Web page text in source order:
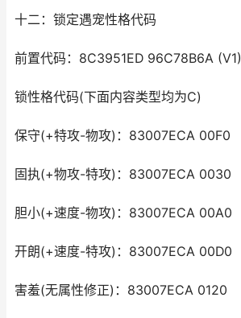
十二：锁定遇宠性格代码
前置代码：8C3951ED 96C78B6A (V1)
锁性格代码(下面内容类型均为C)
保守(+特攻-物攻)：83007ECA 00F0
固执(+物攻-特攻)：83007ECA 0030
胆小(+速度-物攻)：83007ECA 00A0
开朗(+速度-特攻)：83007ECA 00D0
害羞(无属性修正)：83007ECA 0120